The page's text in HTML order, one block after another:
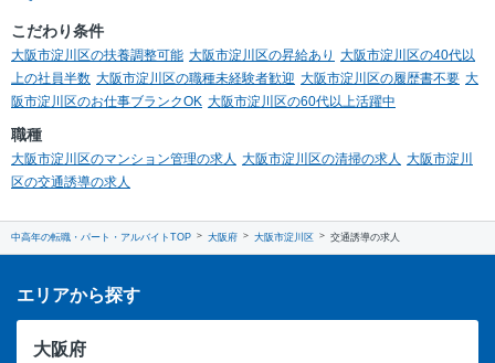
こだわり条件
大阪市淀川区の扶養調整可能 大阪市淀川区の昇給あり 大阪市淀川区の40代以
上の社員半数 大阪市淀川区の職種未経験者歓迎 大阪市淀川区の履歴書不要 大
阪市淀川区のお仕事ブランクOK 大阪市淀川区の60代以上活躍中
職種
大阪市淀川区のマンション管理の求人 大阪市淀川区の清掃の求人 大阪市淀川
区の交通誘導の求人
中高年の転職・パート・アルバイトTOP 大阪府 大阪市淀川区 交通誘導の求人
エリアから探す
大阪府